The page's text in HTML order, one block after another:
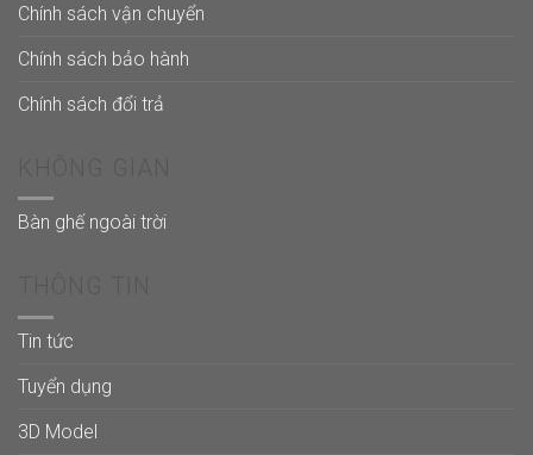
Chính sách vận chuyển
Chính sách bảo hành
Chính sách đổi trả
Bàn ghế ngoài trời
Tin tức
Tuyển dụng
3D Model